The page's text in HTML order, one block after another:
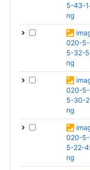
5-43-
ng
020-5-
5-32-
ng
020-5-
5-30-
ng
020-5-
5-22-
ng